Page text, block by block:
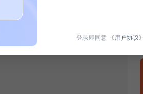
登录即同意 《用户协议》